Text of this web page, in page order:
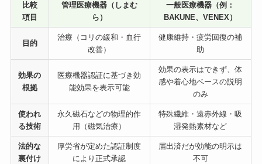
比較
項目
管理医療機器（しまむ
ら）
一般医療機器（例：
BAKUNE、VENEX）
目的
治療（コリの緩和・血行
改善）
健康維持・疲労回復の補
助
効果の
根拠
医療機器認証に基づき効
能効果を表示可能
効果の表示はできず、体
感や着心地ベースの説明
のみ
使われ
る技術
永久磁石などの物理的作
用（磁気治療）
特殊繊維・遠赤外線・吸
湿発熱素材など
法的な
裏付け
厚労省が定めた認証制度
により正式承認
届出済だが効能の明示は
不可